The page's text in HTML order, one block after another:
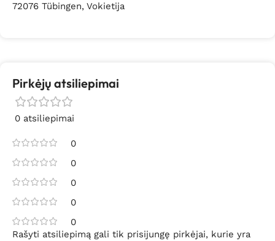
72076 Tübingen, Vokietija
Pirkėjų atsiliepimai
0 atsiliepimai
0
0
0
0
0
Rašyti atsiliepimą gali tik prisijungę pirkėjai, kurie yra